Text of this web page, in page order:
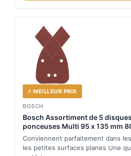
⚡ MEILLEUR PRIX
BOSCH
Bosch Assortiment de 5
ponceuses Multi 95 x 135 mm
Conviennent parfaitement dans
les petites surfaces planes Une